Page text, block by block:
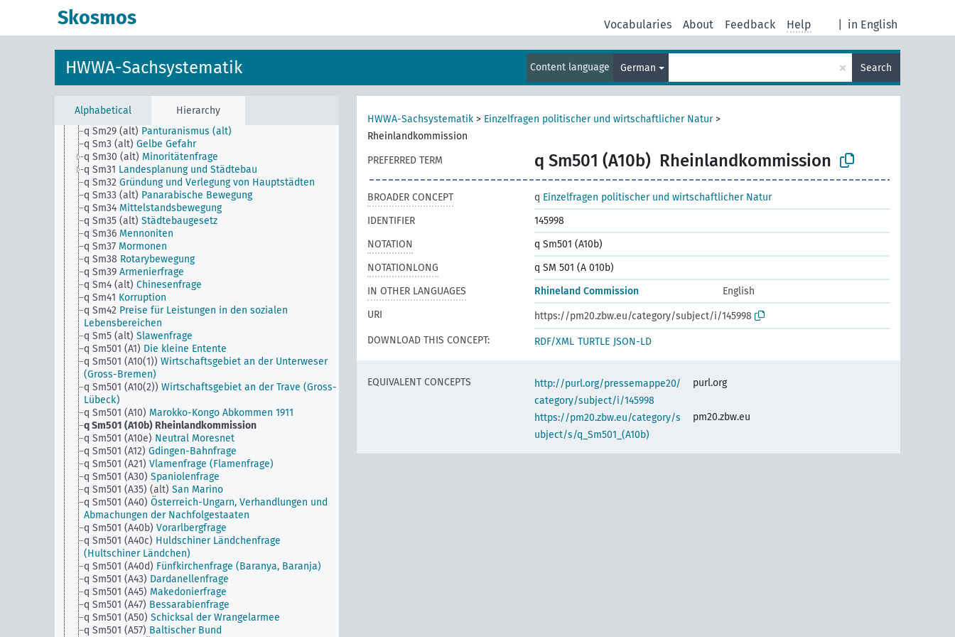
Skosmos in English
Vocabularies About Feedback Help
HWWA-Sachsystematik Content language German × Search
Alphabetical Hierarchy
q Sm22 Fremdländische Deutschenhetze
q Sm25 (alt) Anerkennung deutscher Art
Farbigenfrage
q Sm28 (alt)
Ausführung des Versailler
Friedensvertrages
q Sm29 (alt) Panturanismus (alt)
q Sm3 (alt) Gelbe Gefahr
q Sm30 (alt) Minoritätenfrage
q Sm31 Landesplanung und Städtebau
q Sm32 Gründung und Verlegung von Hauptstädten
q Sm33 (alt) Panarabische Bewegung
q Sm34 Mittelstandsbewegung
q Sm35 (alt) Städtebaugesetz
q Sm36 Mennoniten
q Sm37 Mormonen
q Sm38 Rotarybewegung
q Sm39 Armenierfrage
q Sm4 (alt) Chinesenfrage
q Sm41 Korruption
q Sm42 Preise für Leistungen in den sozialen
Lebensbereichen
q Sm5 (alt) Slawenfrage
q Sm501 (A1) Die kleine Entente
q Sm501 (A10(1)) Wirtschaftsgebiet an der Unterweser
(Gross-Bremen)
q Sm501 (A10(2)) Wirtschaftsgebiet an der Trave (Gross-
Lübeck)
q Sm501 (A10) Marokko-Kongo Abkommen 1911
q Sm501 (A10b) Rheinlandkommission
q Sm501 (A10e) Neutral Moresnet
q Sm501 (A12) Gdingen-Bahnfrage
q Sm501 (A21) Vlamenfrage (Flamenfrage)
q Sm501 (A30) Spaniolenfrage
q Sm501 (A35) (alt) San Marino
q Sm501 (A40) Österreich-Ungarn, Verhandlungen und
Abmachungen der Nachfolgestaaten
q Sm501 (A40b) Vorarlbergfrage
q Sm501 (A40c) Huldschiner Ländchenfrage
(Hultschiner Ländchen)
q Sm501 (A40d) Fünfkirchenfrage (Baranya, Baranja)
q Sm501 (A43) Dardanellenfrage
q Sm501 (A45) Makedonierfrage
q Sm501 (A47) Bessarabienfrage
q Sm501 (A50) Schicksal der Wrangelarmee
q Sm501 (A57) Baltischer Bund
HWWA-Sachsystematik > Einzelfragen politischer und wirtschaftlicher Natur>
Rheinlandkommission
PREFERRED TERM
q Sm501 (A10b) Rheinlandkommission
BROADER CONCEPT q Einzelfragen politischer und wirtschaftlicher Natur
IDENTIFIER
145998
NOTATION
q Sm501 (A10b)
NOTATIONLONG
q SM 501 (A 010b)
IN OTHER LANGUAGES
Rhineland Commission
English
URI
https://pm20.zbw.eu/category/subject/i/145998
DOWNLOAD THIS CONCEPT:
RDF/XML TURTLE JSON-LD
EQUIVALENT CONCEPTS
http://purl.org/pressemappe20/
category/subject/i/145998
purl.org
https://pm20.zbw.eu/category/s
ubject/s/q_Sm501_(A10b)
pm20.zbw.eu